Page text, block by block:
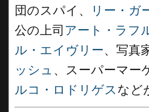
団のスパイ、
リー・ガ
公の上司 アート・ラフ
ル・エイヴリー、写真
ッシュ 、スーパーマー
ルコ・ロドリゲスなど